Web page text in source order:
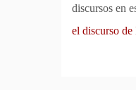
discursos en
el discurso